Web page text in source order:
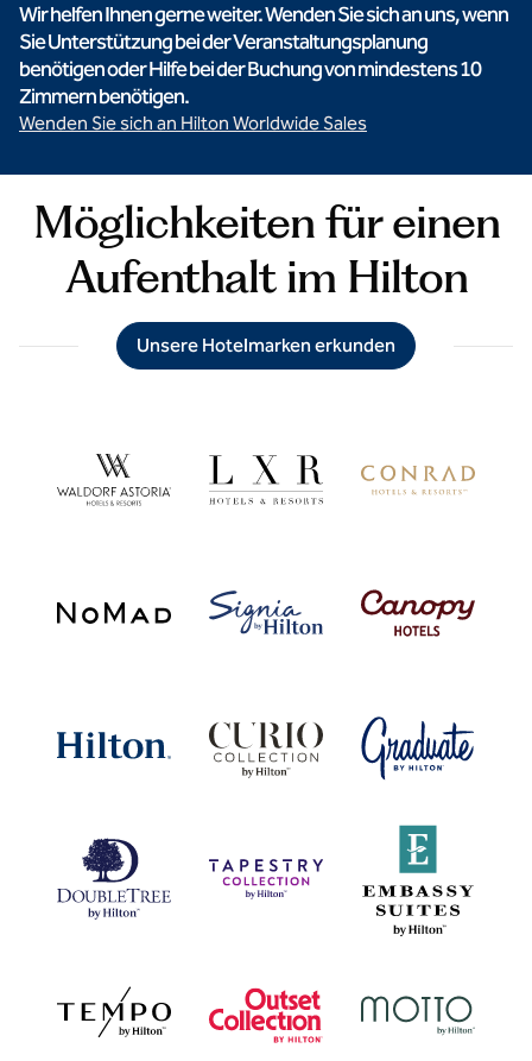
Wir helfen Ihnen gerne weiter. Wenden Sie sich an uns, wenn
Sie Unterstützung bei der Veranstaltungsplanung
benötigen oder Hilfe bei der Buchung von mindestens 10
Zimmern benötigen.
Wenden Sie sich an Hilton Worldwide Sales
Möglichkeiten für einen
Aufenthalt im Hilton
Unsere Hotelmarken erkunden